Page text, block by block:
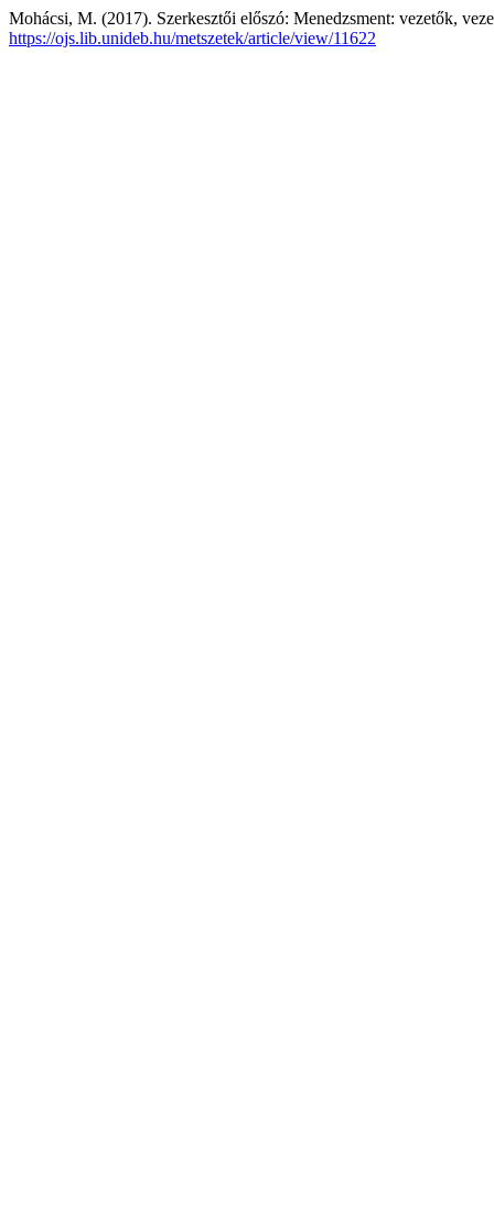
Mohácsi, M. (2017). Szerkesztői előszó: Menedzsment: vezetők,
https://ojs.lib.unideb.hu/metszetek/article/view/11622